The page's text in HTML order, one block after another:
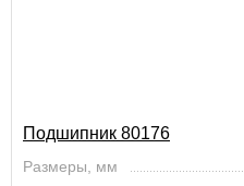
Подшипник 80176
Размеры, мм